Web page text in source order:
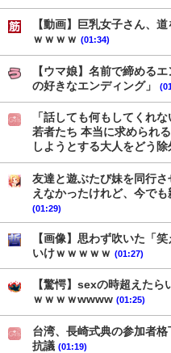
【動画】巨乳女子さん、
ｗｗｗｗ (01:34)
【ウマ娘】名前で締める
の好きなエンディング」
「話しても何もしてくれ
若者たち 本当に求められ
しようとする大人をどう除
友達と遊ぶたび妹を同行
えなかったけれど、今で
(01:29)
【画像】思わず吹いた「
いけｗｗｗｗｗ (01:27)
【驚愕】sexの時超えた
ｗｗｗｗwwww (01:25)
台湾、長崎式典の参加者
抗議 (01:19)